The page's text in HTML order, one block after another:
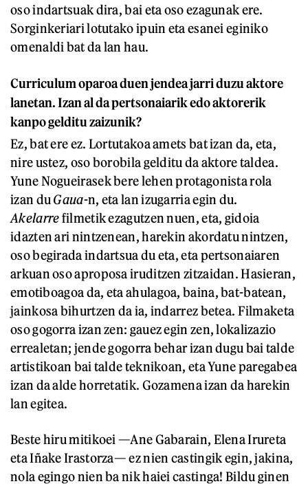
oso indartsuak dira, bai eta oso ezagunak ere.
Sorginkeriari lotutako ipuin eta esanei eginiko
omenaldi bat da lan hau.
Curriculum oparoa duen jendea jarri duzu aktore
lanetan. Izan al da pertsonaiarik edo aktorerik
kanpo gelditu zaizunik?
Ez, bat ere ez. Lortutakoa amets bat izan da, eta,
nire ustez, oso borobila gelditu da aktore taldea.
Yune Nogueirasek bere lehen protagonista rola
izan du Gaua-n, eta lan izugarria egin du.
Akelarrefilmetik ezagutzen nuen, eta, gidoia
idazten ari nintzenean, harekin akordatu nintzen,
oso begirada indartsua du eta, eta pertsonaiaren
arkuan oso aproposa iruditzen zitzaidan. Hasieran,
emotiboagoa da, eta ahulagoa, baina, bat-batean,
jainkosa bihurtzen da ia, indarrez betea. Filmaketa
oso gogorra izan zen: gauez egin zen, lokalizazio
errealetan; jende gogorra behar izan dugu bai talde
artistikoan bai talde teknikoan, eta Yune paregabea
izan da alde horretatik. Gozamena izan da harekin
lan egitea.
Beste hiru mitikoei —Ane Gabarain, Elena Irureta
eta Iñake Irastorza— ez nien castingik egin, jakina,
nola egingo nien ba nik haiei castinga! Bildu ginen